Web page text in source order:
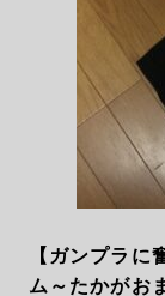
【ガンプラに
ム～たかがお